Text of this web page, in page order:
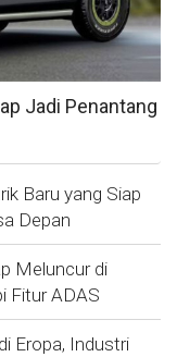
Jadi Penantang
Baru yang Siap
Depan
Meluncur di
Fitur ADAS
Eropa, Industri